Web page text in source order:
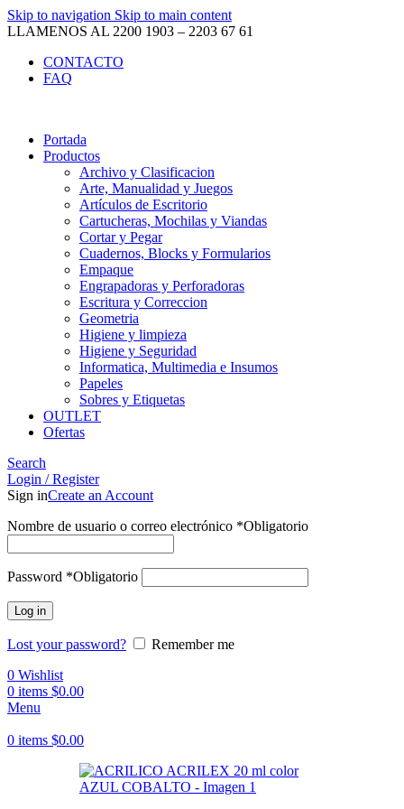
Skip to navigation Skip to main content
LLAMENOS AL 2200 1903 – 2203 67 61
CONTACTO
FAQ
Portada
Productos
Archivo y Clasificacion
Arte, Manualidad y Juegos
Artículos de Escritorio
Cartucheras, Mochilas y Viandas
Cortar y Pegar
Cuadernos, Blocks y Formularios
Empaque
Engrapadoras y Perforadoras
Escritura y Correccion
Geometria
Higiene y limpieza
Higiene y Seguridad
Informatica, Multimedia e Insumos
Papeles
Sobres y Etiquetas
OUTLET
Ofertas
Search
Login / Register
Sign inCreate an Account
Nombre de usuario o correo electrónico *Obligatorio
Password *Obligatorio
Log in
Lost your password?
Remember me
0 Wishlist
0 items $0.00
Menu
0 items $0.00